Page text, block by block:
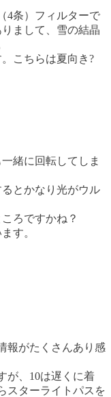
4条）フィルターで
まして、雪の結晶
こちらは夏向き?
緒に回転してしま
とかなり光がウル
ろですかね？
す。
報がたくさんあり感
が、10は遅くに着
スターライトパスを